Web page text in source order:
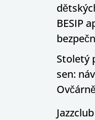
BESIP
Stoletý
sen: